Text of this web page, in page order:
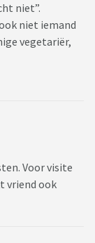
niet”.
niet iemand
vegetariër,
Voor visite
vriend ook